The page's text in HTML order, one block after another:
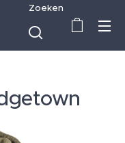
Zoeken